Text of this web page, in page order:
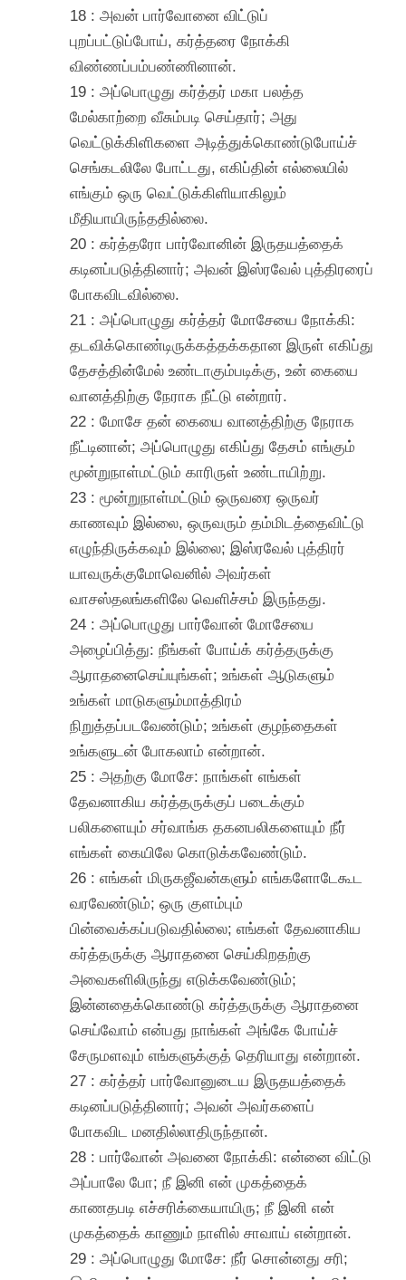
18 : அவன் பார்வோனை விட்டுப்
புறப்பட்டுப்போய், கர்த்தரை நோக்கி
விண்ணப்பம்பண்ணினான்.
19 : அப்பொழுது கர்த்தர் மகா பலத்த
மேல்காற்றை வீசும்படி செய்தார்; அது
வெட்டுக்கிளிகளை அடித்துக்கொண்டுபோய்ச்
செங்கடலிலே போட்டது, எகிப்தின் எல்லையில்
எங்கும் ஒரு வெட்டுக்கிளியாகிலும்
மீதியாயிருந்ததில்லை.
20 : கர்த்தரோ பார்வோனின் இருதயத்தைக்
கடினப்படுத்தினார்; அவன் இஸ்ரவேல் புத்திரரைப்
போகவிடவில்லை.
21 : அப்பொழுது கர்த்தர் மோசேயை நோக்கி:
தடவிக்கொண்டிருக்கத்தக்கதான இருள் எகிப்து
தேசத்தின்மேல் உண்டாகும்படிக்கு, உன் கையை
வானத்திற்கு நேராக நீட்டு என்றார்.
22 : மோசே தன் கையை வானத்திற்கு நேராக
நீட்டினான்; அப்பொழுது எகிப்து தேசம் எங்கும்
மூன்றுநாள்மட்டும் காரிருள் உண்டாயிற்று.
23 : மூன்றுநாள்மட்டும் ஒருவரை ஒருவர்
காணவும் இல்லை, ஒருவரும் தம்மிடத்தைவிட்டு
எழுந்திருக்கவும் இல்லை; இஸ்ரவேல் புத்திரர்
யாவருக்குமோவெனில் அவர்கள்
வாசஸ்தலங்களிலே வெளிச்சம் இருந்தது.
24 : அப்பொழுது பார்வோன் மோசேயை
அழைப்பித்து: நீங்கள் போய்க் கர்த்தருக்கு
ஆராதனைசெய்யுங்கள்; உங்கள் ஆடுகளும்
உங்கள் மாடுகளும்மாத்திரம்
நிறுத்தப்படவேண்டும்; உங்கள் குழந்தைகள்
உங்களுடன் போகலாம் என்றான்.
25 : அதற்கு மோசே: நாங்கள் எங்கள்
தேவனாகிய கர்த்தருக்குப் படைக்கும்
பலிகளையும் சர்வாங்க தகனபலிகளையும் நீர்
எங்கள் கையிலே கொடுக்கவேண்டும்.
26 : எங்கள் மிருகஜீவன்களும் எங்களோடேகூட
வரவேண்டும்; ஒரு குளம்பும்
பின்வைக்கப்படுவதில்லை; எங்கள் தேவனாகிய
கர்த்தருக்கு ஆராதனை செய்கிறதற்கு
அவைகளிலிருந்து எடுக்கவேண்டும்;
இன்னதைக்கொண்டு கர்த்தருக்கு ஆராதனை
செய்வோம் என்பது நாங்கள் அங்கே போய்ச்
சேருமளவும் எங்களுக்குத் தெரியாது என்றான்.
27 : கர்த்தர் பார்வோனுடைய இருதயத்தைக்
கடினப்படுத்தினார்; அவன் அவர்களைப்
போகவிட மனதில்லாதிருந்தான்.
28 : பார்வோன் அவனை நோக்கி: என்னை விட்டு
அப்பாலே போ; நீ இனி என் முகத்தைக்
காணதபடி எச்சரிக்கையாயிரு; நீ இனி என்
முகத்தைக் காணும் நாளில் சாவாய் என்றான்.
29 : அப்பொழுது மோசே: நீர் சொன்னது சரி;